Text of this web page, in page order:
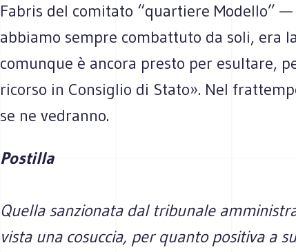
Fabris del comitato “quartiere Modello”
abbiamo sempre combattuto da soli, era
comunque è ancora presto per esultare,
ricorso in Consiglio di Stato». Nel
se ne vedranno.
Postilla
Quella sanzionata dal tribunale
vista una cosuccia, per quanto positiva a